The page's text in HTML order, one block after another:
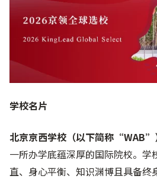
学校名片
北京京西学校（以下简称“WAB”
一所办学底蕴深厚的国际院校。学
直、身心平衡、知识渊博且具备终